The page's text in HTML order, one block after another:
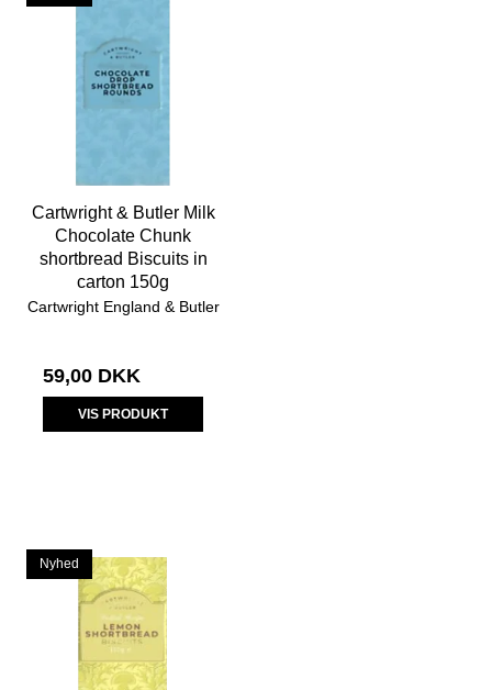
Cartwright & Butler Milk
Chocolate Chunk
shortbread Biscuits in
carton 150g
Cartwright England & Butler
59,00 DKK
VIS PRODUKT
Nyhed